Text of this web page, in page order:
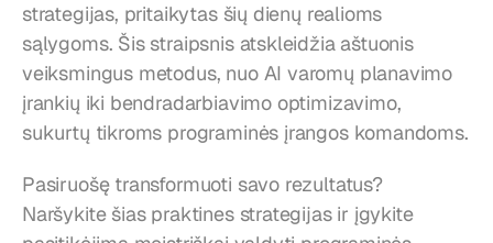
strategijas, pritaikytas šių dienų realioms
sąlygoms. Šis straipsnis atskleidžia aštuonis
veiksmingus metodus, nuo AI varomų planavimo
įrankių iki bendradarbiavimo optimizavimo,
sukurtų tikroms programinės įrangos komandoms.
Pasiruošę transformuoti savo rezultatus?
Naršykite šias praktines strategijas ir įgykite